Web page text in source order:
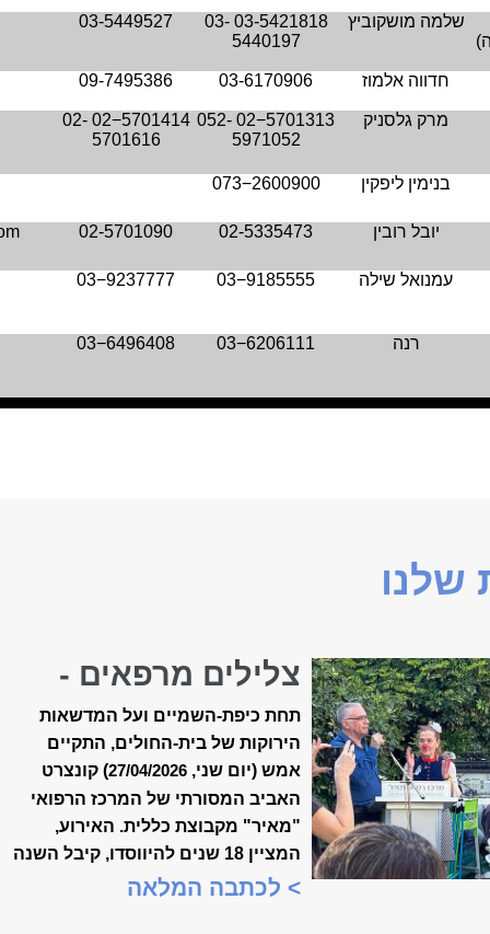
שלמה מושקוביץ 03-5421818
03-
5440197
03-5449527
חדווה אלמוז 03-6170906
09-7495386
מרק גלסניק 02−5701313
052-
5971052
02−5701414
02-
5701616
בנימין ליפקין 073−2600900
יובל רובין 02-5335473
02-5701090
עמנואל שילה 03−9185555
03−9237777
רנה 03−6206111
03−6496408
שלנו
צלילים מרפאים -
קונצרט האביב ה-18
של ״מאיר״
תחת כיפת-השמיים ועל המדשאות
הירוקות של בית-החולים, התקיים
אמש (יום שני, 27/04/2026) קונצרט
האביב המסורתי של המרכז הרפואי
"מאיר" מקבוצת כללית. האירוע,
המציין 18 שנים להיווסדו, קיבל השנה
משמעות מיוחדת, כשנכלל לראשונה
> לכתבה המלאה